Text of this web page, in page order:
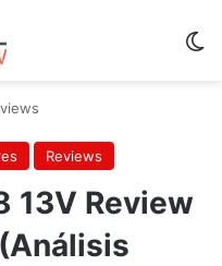
Reviews
13V Review